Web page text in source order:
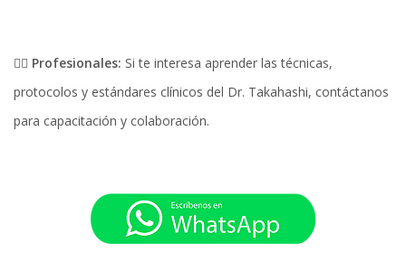
👨‍⚕️ Profesionales: Si te interesa aprender las técnicas,
protocolos y estándares clínicos del Dr. Takahashi, contáctanos
para capacitación y colaboración.